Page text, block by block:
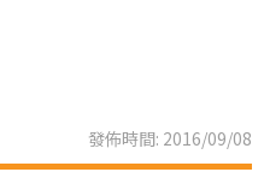
發佈時間: 2016/09/08